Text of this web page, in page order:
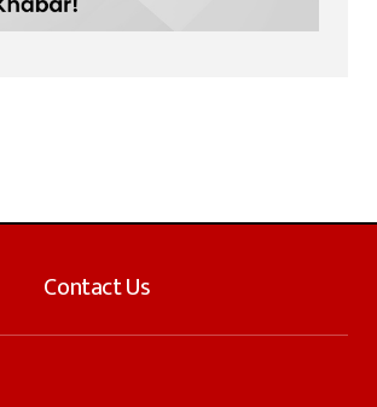
Contact Us